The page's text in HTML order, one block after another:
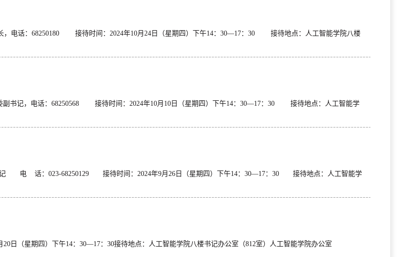
电话：68250180 接待时间：2024年10月24日（星期四）下午14：30—17：30 接待地点：人工智能学院八楼
书记，电话：68250568 接待时间：2024年10月10日（星期四）下午14：30—17：30 接待地点：人工智能学
电 话：023-68250129 接待时间：2024年9月26日（星期四）下午14：30—17：30 接待地点：人工智能学
月20日（星期四）下午14：30—17：30接待地点：人工智能学院八楼书记办公室（812室）人工智能学院办公室